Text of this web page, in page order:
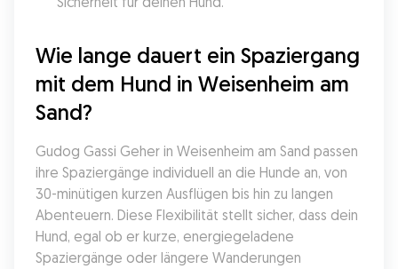
Wie lange dauert ein Spaziergang
mit dem Hund in Weisenheim am
Sand?
Gudog Gassi Geher in Weisenheim am Sand passen
ihre Spaziergänge individuell an die Hunde an, von
30-minütigen kurzen Ausflügen bis hin zu langen
Abenteuern. Diese Flexibilität stellt sicher, dass dein
Hund, egal ob er kurze, energiegeladene
Spaziergänge oder längere Wanderungen